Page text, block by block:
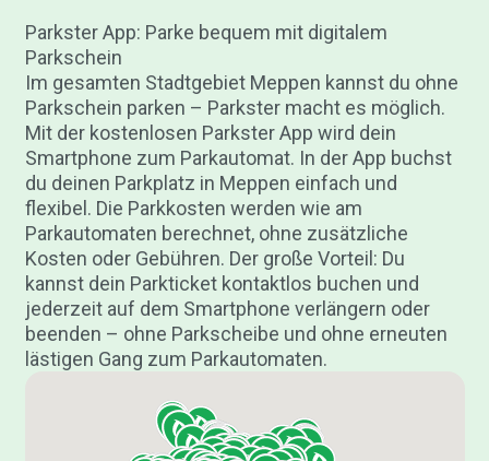
Parkster App: Parke bequem mit digitalem
Parkschein
Im gesamten Stadtgebiet Meppen kannst du ohne
Parkschein parken – Parkster macht es möglich.
Mit der kostenlosen Parkster App wird dein
Smartphone zum Parkautomat. In der App buchst
du deinen Parkplatz in Meppen einfach und
flexibel. Die Parkkosten werden wie am
Parkautomaten berechnet, ohne zusätzliche
Kosten oder Gebühren. Der große Vorteil: Du
kannst dein Parkticket kontaktlos buchen und
jederzeit auf dem Smartphone verlängern oder
beenden – ohne Parkscheibe und ohne erneuten
lästigen Gang zum Parkautomaten.